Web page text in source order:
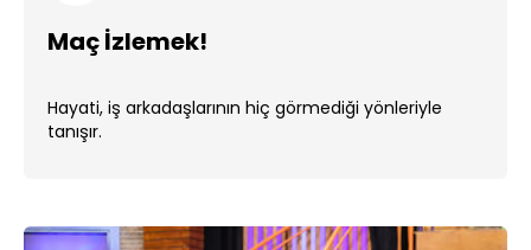
Maç İzlemek!
Hayati, iş arkadaşlarının hiç görmediği yönleriyle
tanışır.